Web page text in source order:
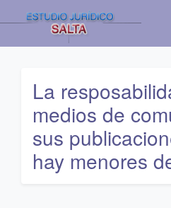
La
medios de
sus
hay menores